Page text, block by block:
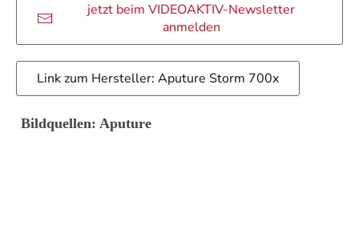
jetzt beim VIDEOAKTIV-Newsletter
anmelden
Link zum Hersteller: Aputure Storm 700x
Bildquellen: Aputure